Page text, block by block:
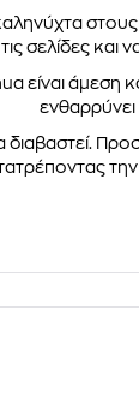
τις σελίδες
άμεση
διαβαστεί.
την